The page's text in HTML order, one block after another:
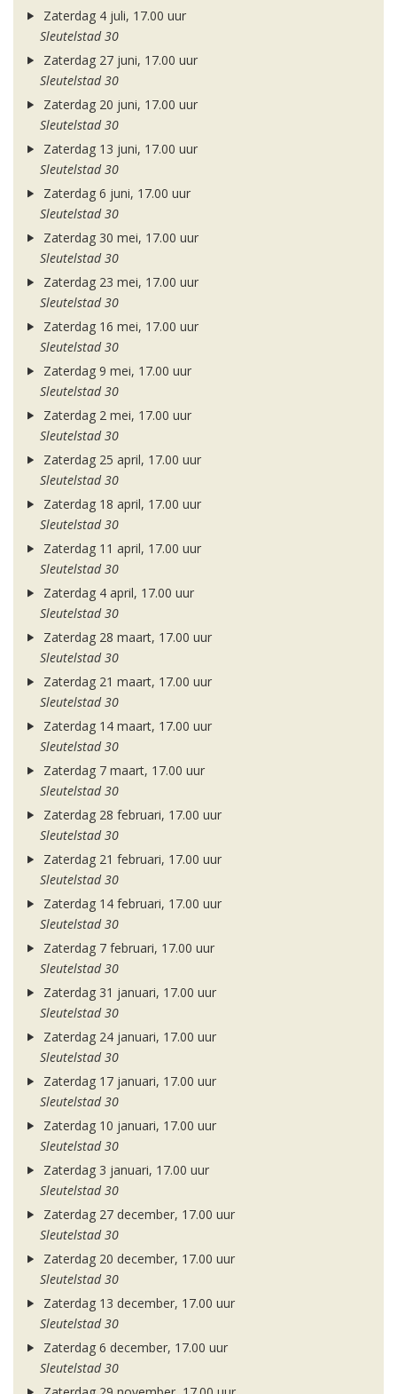
Zaterdag 4 juli, 17.00 uur
Sleutelstad 30
Zaterdag 27 juni, 17.00 uur
Sleutelstad 30
Zaterdag 20 juni, 17.00 uur
Sleutelstad 30
Zaterdag 13 juni, 17.00 uur
Sleutelstad 30
Zaterdag 6 juni, 17.00 uur
Sleutelstad 30
Zaterdag 30 mei, 17.00 uur
Sleutelstad 30
Zaterdag 23 mei, 17.00 uur
Sleutelstad 30
Zaterdag 16 mei, 17.00 uur
Sleutelstad 30
Zaterdag 9 mei, 17.00 uur
Sleutelstad 30
Zaterdag 2 mei, 17.00 uur
Sleutelstad 30
Zaterdag 25 april, 17.00 uur
Sleutelstad 30
Zaterdag 18 april, 17.00 uur
Sleutelstad 30
Zaterdag 11 april, 17.00 uur
Sleutelstad 30
Zaterdag 4 april, 17.00 uur
Sleutelstad 30
Zaterdag 28 maart, 17.00 uur
Sleutelstad 30
Zaterdag 21 maart, 17.00 uur
Sleutelstad 30
Zaterdag 14 maart, 17.00 uur
Sleutelstad 30
Zaterdag 7 maart, 17.00 uur
Sleutelstad 30
Zaterdag 28 februari, 17.00 uur
Sleutelstad 30
Zaterdag 21 februari, 17.00 uur
Sleutelstad 30
Zaterdag 14 februari, 17.00 uur
Sleutelstad 30
Zaterdag 7 februari, 17.00 uur
Sleutelstad 30
Zaterdag 31 januari, 17.00 uur
Sleutelstad 30
Zaterdag 24 januari, 17.00 uur
Sleutelstad 30
Zaterdag 17 januari, 17.00 uur
Sleutelstad 30
Zaterdag 10 januari, 17.00 uur
Sleutelstad 30
Zaterdag 3 januari, 17.00 uur
Sleutelstad 30
Zaterdag 27 december, 17.00 uur
Sleutelstad 30
Zaterdag 20 december, 17.00 uur
Sleutelstad 30
Zaterdag 13 december, 17.00 uur
Sleutelstad 30
Zaterdag 6 december, 17.00 uur
Sleutelstad 30